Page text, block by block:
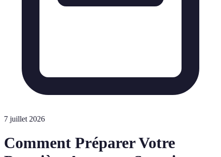
7 juillet 2026
Comment Préparer Votre